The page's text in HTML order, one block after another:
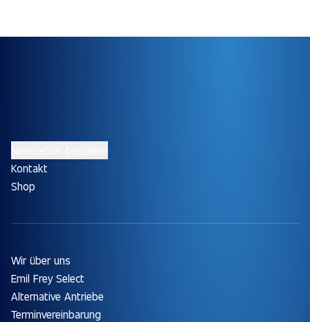
Kontakt
Shop
Wir über uns
Emil Frey Select
Alternative Antriebe
Terminvereinbarung